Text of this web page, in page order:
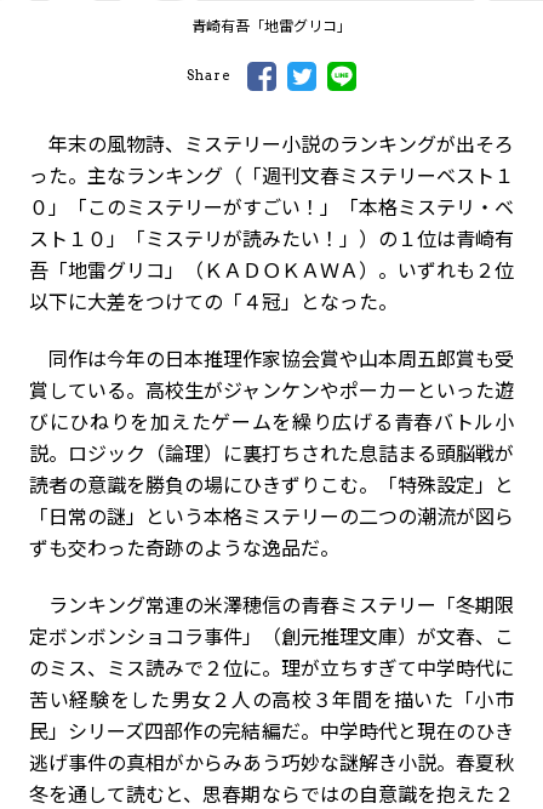
青崎有吾「地雷グリコ」
Share
年末の風物詩、ミステリー小説のランキングが出そろ
った。主なランキング（「週刊文春ミステリーベスト１
０」「このミステリーがすごい！」「本格ミステリ・ベ
スト１０」「ミステリが読みたい！」）の１位は青崎有
吾「地雷グリコ」（ＫＡＤＯＫＡＷＡ）。いずれも２位
以下に大差をつけての「４冠」となった。
同作は今年の日本推理作家協会賞や山本周五郎賞も受
賞している。高校生がジャンケンやポーカーといった遊
びにひねりを加えたゲームを繰り広げる青春バトル小
説。ロジック（論理）に裏打ちされた息詰まる頭脳戦が
読者の意識を勝負の場にひきずりこむ。「特殊設定」と
「日常の謎」という本格ミステリーの二つの潮流が図ら
ずも交わった奇跡のような逸品だ。
ランキング常連の米澤穂信の青春ミステリー「冬期限
定ボンボンショコラ事件」（創元推理文庫）が文春、こ
のミス、ミス読みで２位に。理が立ちすぎて中学時代に
苦い経験をした男女２人の高校３年間を描いた「小市
民」シリーズ四部作の完結編だ。中学時代と現在のひき
逃げ事件の真相がからみあう巧妙な謎解き小説。春夏秋
冬を通して読むと、思春期ならではの自意識を抱えた２